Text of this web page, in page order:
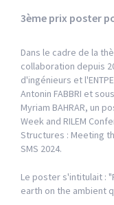
3ème prix poster
Dans le cadre de la
collaboration depuis
d'ingénieurs et
Antonin FABBRI et
Myriam BAHRAR, un
Week and RILEM
Structures : Meeting
SMS 2024.
Le poster s'intitulait :
earth on the ambient